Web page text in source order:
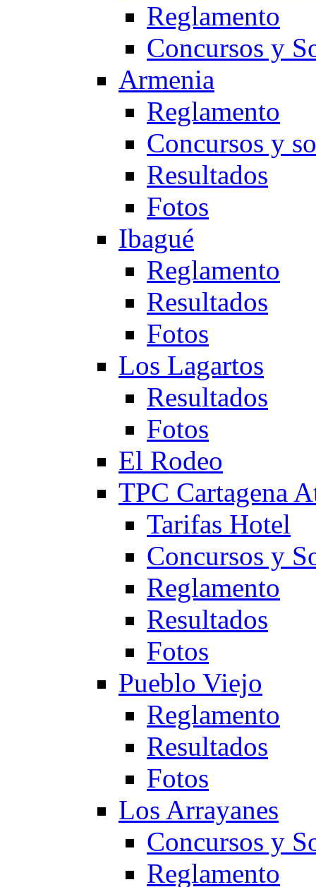
Reglamento
Concursos y
Armenia
Reglamento
Concursos y
Resultados
Fotos
Ibagué
Reglamento
Resultados
Fotos
Los Lagartos
Resultados
Fotos
El Rodeo
TPC Cartagena
Tarifas Hotel
Concursos y
Reglamento
Resultados
Fotos
Pueblo Viejo
Reglamento
Resultados
Fotos
Los Arrayanes
Concursos y
Reglamento